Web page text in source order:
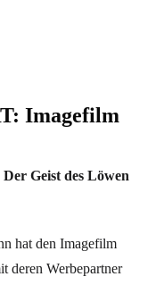
Imagefilm
Geist des Löwen
hat den Imagefilm
deren Werbepartner